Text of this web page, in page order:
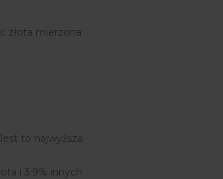
złota mierzona
to najwyższa
i 3.9% innych